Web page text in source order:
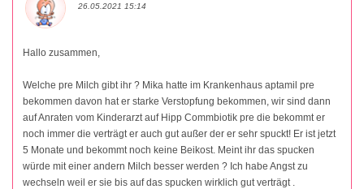
26.05.2021 15:14
Hallo zusammen,
Welche pre Milch gibt ihr ? Mika hatte im Krankenhaus aptamil pre
bekommen davon hat er starke Verstopfung bekommen, wir sind dann
auf Anraten vom Kinderarzt auf Hipp Commbiotik pre die bekommt er
noch immer die verträgt er auch gut außer der er sehr spuckt! Er ist jetzt
5 Monate und bekommt noch keine Beikost. Meint ihr das spucken
würde mit einer andern Milch besser werden ? Ich habe Angst zu
wechseln weil er sie bis auf das spucken wirklich gut verträgt .